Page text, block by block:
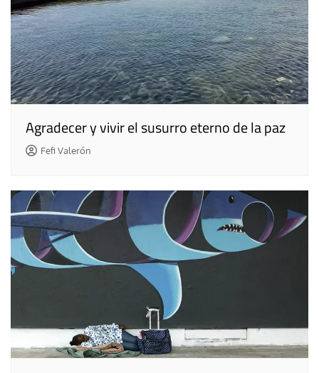
Agradecer y vivir el susurro eterno de la paz
Fefi Valerón